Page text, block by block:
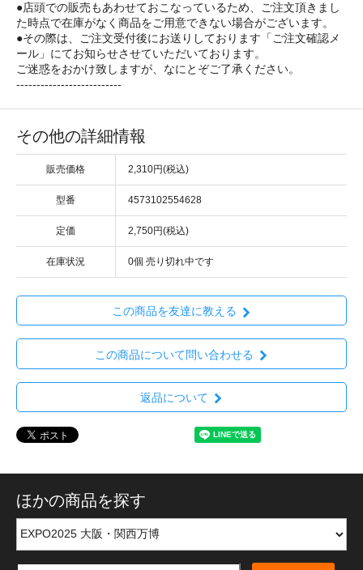
●店頭での販売もあわせておこなっているため、ご注文頂きまし
た時点で在庫がなく商品をご用意できない場合がございます。
●その際は、ご注文受付後にお送りしております「ご注文確認メ
ール」にてお知らせさせていただいております。
ご迷惑をおかけ致しますが、なにとぞご了承ください。
--------------------------
その他の詳細情報
販売価格 2,310円(税込)
型番 4573102554628
定価 2,750円(税込)
在庫状況 0個 売り切れ中です
この商品を友達に教える
この商品について問い合わせる
返品について
ほかの商品を探す